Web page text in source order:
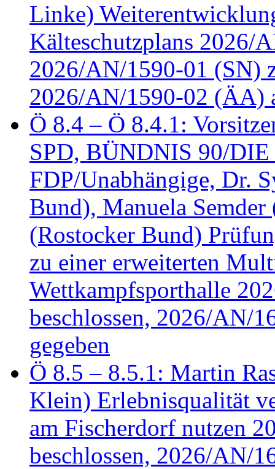
Linke)
Kälteschutzplans 2026/
2026/AN/1590-01 (SN)
2026/AN/1590-02 (ÄA)
Ö 8.4 – Ö 8.4.1:
SPD, BÜNDNIS 90/
FDP/Unabhängige, Dr.
Bund), Manuela
(Rostocker Bund)
zu einer erweiterten
Wettkampfsporthalle
beschlossen, 2026/AN/
gegeben
Ö 8.5 – 8.5.1: Martin
Klein) Erlebnisqualität
am Fischerdorf nutzen
beschlossen, 2026/AN/